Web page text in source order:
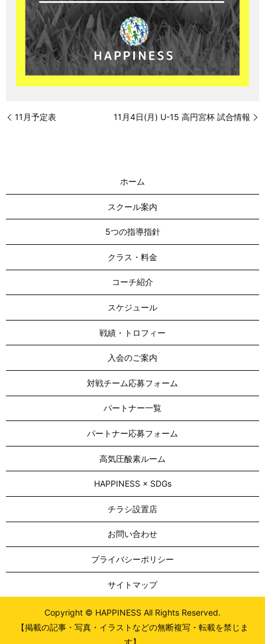
11月予定表 11月4日(月) U-15 高円宮杯 試合情報
ホーム
スクール案内
5つの指導指針
クラス・料金
コーチ紹介
スケジュール
戦績・トロフィー
入会のご案内
対戦チーム応募フォーム
パートナー一覧
パートナー応募フォーム
高気圧酸素ルーム
HAPPINESS × SDGs
チラシ設置店
お問い合わせ
プライバシーポリシー
サイトマップ
Copyright © HAPPINESS All Rights Reserved.
【掲載の記事・写真・イラストなどの無断複写・転載を禁じま